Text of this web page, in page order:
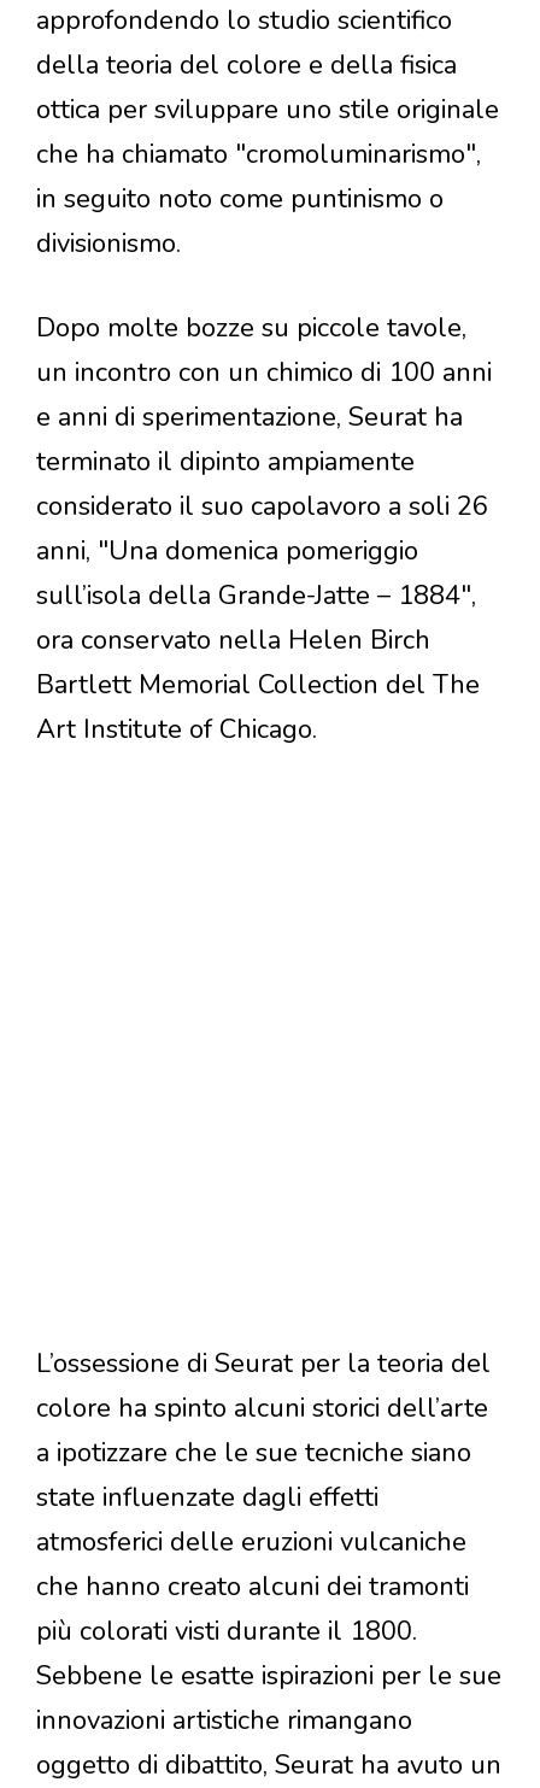
approfondendo lo studio scientifico
della teoria del colore e della fisica
ottica per sviluppare uno stile originale
che ha chiamato "cromoluminarismo",
in seguito noto come puntinismo o
divisionismo.
Dopo molte bozze su piccole tavole,
un incontro con un chimico di 100 anni
e anni di sperimentazione, Seurat ha
terminato il dipinto ampiamente
considerato il suo capolavoro a soli 26
anni, "Una domenica pomeriggio
sull’isola della Grande-Jatte – 1884",
ora conservato nella Helen Birch
Bartlett Memorial Collection del The
Art Institute of Chicago.
L’ossessione di Seurat per la teoria del
colore ha spinto alcuni storici dell’arte
a ipotizzare che le sue tecniche siano
state influenzate dagli effetti
atmosferici delle eruzioni vulcaniche
che hanno creato alcuni dei tramonti
più colorati visti durante il 1800.
Sebbene le esatte ispirazioni per le sue
innovazioni artistiche rimangano
oggetto di dibattito, Seurat ha avuto un